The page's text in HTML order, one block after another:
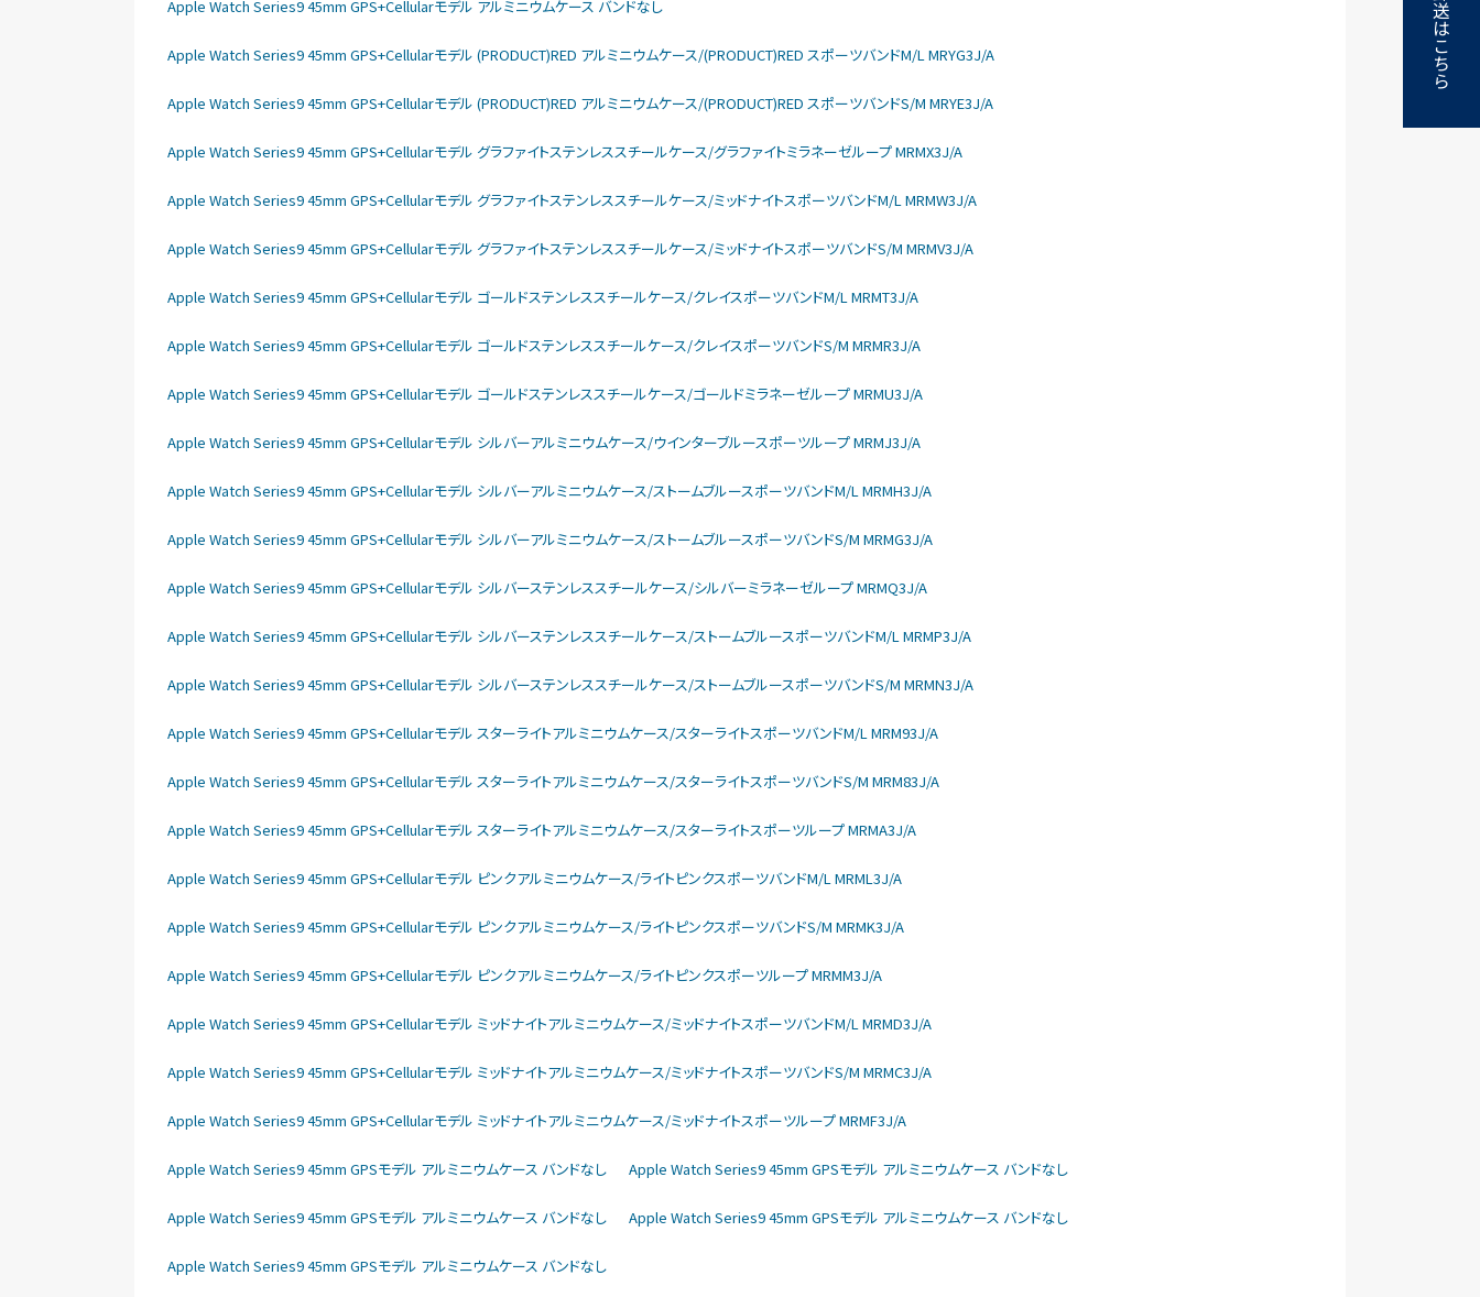
郵送はこちら
Apple Watch Series9 45mm GPS+Cellularモデル アルミニウムケース バンドなし
Apple Watch Series9 45mm GPS+Cellularモデル (PRODUCT)RED アルミニウムケース/(PRODUCT)RED スポーツバンドM/L MRYG3J/A
Apple Watch Series9 45mm GPS+Cellularモデル (PRODUCT)RED アルミニウムケース/(PRODUCT)RED スポーツバンドS/M MRYE3J/A
Apple Watch Series9 45mm GPS+Cellularモデル グラファイトステンレススチールケース/グラファイトミラネーゼループ MRMX3J/A
Apple Watch Series9 45mm GPS+Cellularモデル グラファイトステンレススチールケース/ミッドナイトスポーツバンドM/L MRMW3J/A
Apple Watch Series9 45mm GPS+Cellularモデル グラファイトステンレススチールケース/ミッドナイトスポーツバンドS/M MRMV3J/A
Apple Watch Series9 45mm GPS+Cellularモデル ゴールドステンレススチールケース/クレイスポーツバンドM/L MRMT3J/A
Apple Watch Series9 45mm GPS+Cellularモデル ゴールドステンレススチールケース/クレイスポーツバンドS/M MRMR3J/A
Apple Watch Series9 45mm GPS+Cellularモデル ゴールドステンレススチールケース/ゴールドミラネーゼループ MRMU3J/A
Apple Watch Series9 45mm GPS+Cellularモデル シルバーアルミニウムケース/ウインターブルースポーツループ MRMJ3J/A
Apple Watch Series9 45mm GPS+Cellularモデル シルバーアルミニウムケース/ストームブルースポーツバンドM/L MRMH3J/A
Apple Watch Series9 45mm GPS+Cellularモデル シルバーアルミニウムケース/ストームブルースポーツバンドS/M MRMG3J/A
Apple Watch Series9 45mm GPS+Cellularモデル シルバーステンレススチールケース/シルバーミラネーゼループ MRMQ3J/A
Apple Watch Series9 45mm GPS+Cellularモデル シルバーステンレススチールケース/ストームブルースポーツバンドM/L MRMP3J/A
Apple Watch Series9 45mm GPS+Cellularモデル シルバーステンレススチールケース/ストームブルースポーツバンドS/M MRMN3J/A
Apple Watch Series9 45mm GPS+Cellularモデル スターライトアルミニウムケース/スターライトスポーツバンドM/L MRM93J/A
Apple Watch Series9 45mm GPS+Cellularモデル スターライトアルミニウムケース/スターライトスポーツバンドS/M MRM83J/A
Apple Watch Series9 45mm GPS+Cellularモデル スターライトアルミニウムケース/スターライトスポーツループ MRMA3J/A
Apple Watch Series9 45mm GPS+Cellularモデル ピンクアルミニウムケース/ライトピンクスポーツバンドM/L MRML3J/A
Apple Watch Series9 45mm GPS+Cellularモデル ピンクアルミニウムケース/ライトピンクスポーツバンドS/M MRMK3J/A
Apple Watch Series9 45mm GPS+Cellularモデル ピンクアルミニウムケース/ライトピンクスポーツループ MRMM3J/A
Apple Watch Series9 45mm GPS+Cellularモデル ミッドナイトアルミニウムケース/ミッドナイトスポーツバンドM/L MRMD3J/A
Apple Watch Series9 45mm GPS+Cellularモデル ミッドナイトアルミニウムケース/ミッドナイトスポーツバンドS/M MRMC3J/A
Apple Watch Series9 45mm GPS+Cellularモデル ミッドナイトアルミニウムケース/ミッドナイトスポーツループ MRMF3J/A
Apple Watch Series9 45mm GPSモデル アルミニウムケース バンドなし Apple Watch Series9 45mm GPSモデル アルミニウムケース バンドなし
Apple Watch Series9 45mm GPSモデル アルミニウムケース バンドなし Apple Watch Series9 45mm GPSモデル アルミニウムケース バンドなし
Apple Watch Series9 45mm GPSモデル アルミニウムケース バンドなし